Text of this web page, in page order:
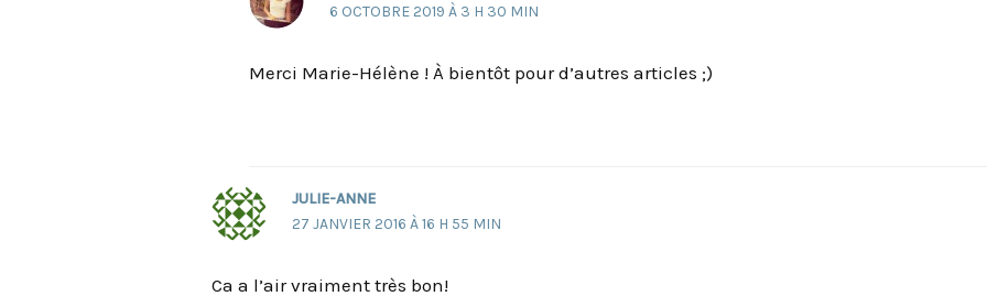
6 OCTOBRE 2019 À 3 H 30 MIN
Merci Marie-Hélène ! À bientôt pour d’autres articles ;)
JULIE-ANNE
27 JANVIER 2016 À 16 H 55 MIN
Ca a l’air vraiment très bon!